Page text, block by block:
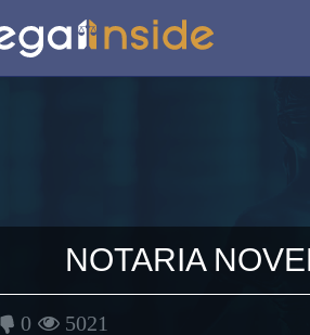
NOTARIA
0 5021